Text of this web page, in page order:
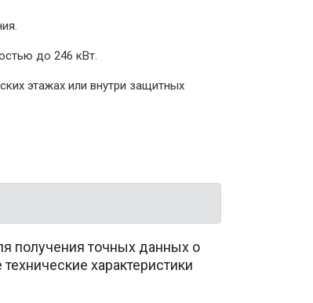
до 246 кВт.
этажах или внутри защитных
получения точных данных о
характеристики